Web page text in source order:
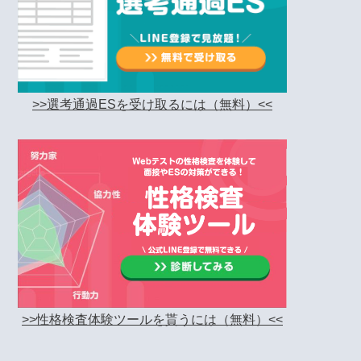
>>選考通過ESを受け取るには（無料）<<
>>性格検査体験ツールを貰うには（無料）<<